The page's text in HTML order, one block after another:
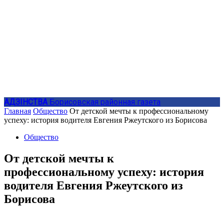
АДЗIНСТВА Борисовская районная газета
Главная Общество От детской мечты к профессиональному
успеху: история водителя Евгения Ржеутского из Борисова
Общество
От детской мечты к
профессиональному успеху: история
водителя Евгения Ржеутского из
Борисова